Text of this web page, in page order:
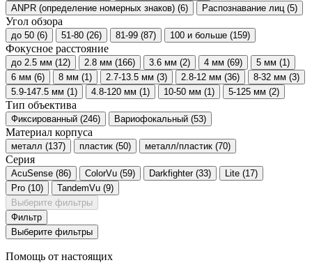
ANPR (определение номерных знаков) (6) Распознавание лиц (5)
Угол обзора
до 50 (6) 51-80 (26) 81-99 (87) 100 и больше (159)
Фокусное расстояние
до 2.5 мм (12) 2.8 мм (166) 3.6 мм (2) 4 мм (69) 5 мм (1)
6 мм (6) 8 мм (1) 2.7-13.5 мм (3) 2.8-12 мм (36) 8-32 мм (3)
5.9-147.5 мм (1) 4.8-120 мм (1) 10-50 мм (1) 5-125 мм (2)
Тип объектива
Фиксированный (246) Вариофокальный (53)
Материал корпуса
металл (137) пластик (50) металл/пластик (70)
Серия
AcuSense (86) ColorVu (59) Darkfighter (33) Lite (17)
Pro (10) TandemVu (9)
Выберите фильтры
Фильтр
Выберите фильтры
Помощь от настоящих